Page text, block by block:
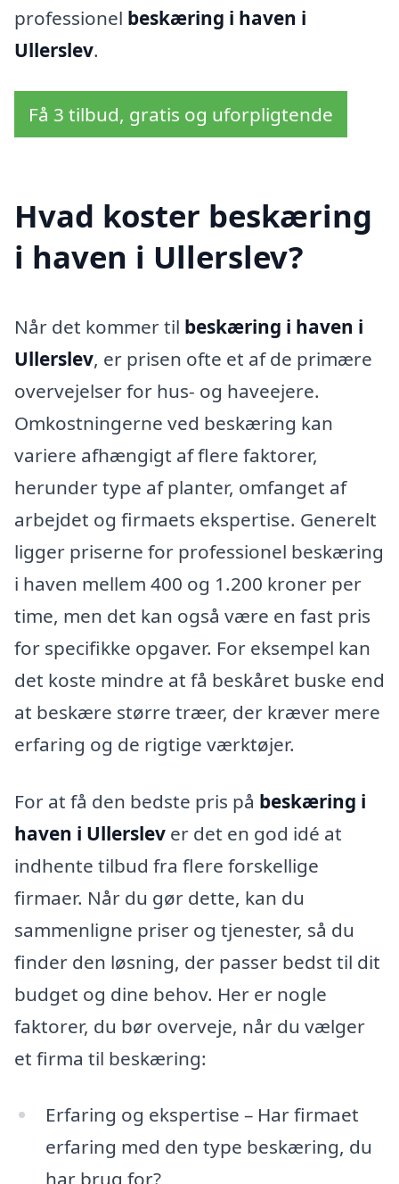
professionel beskæring i haven i
Ullerslev.
Få 3 tilbud, gratis og uforpligtende
Hvad koster beskæring
i haven i Ullerslev?
Når det kommer til beskæring i haven i
Ullerslev, er prisen ofte et af de primære
overvejelser for hus- og haveejere.
Omkostningerne ved beskæring kan
variere afhængigt af flere faktorer,
herunder type af planter, omfanget af
arbejdet og firmaets ekspertise. Generelt
ligger priserne for professionel beskæring
i haven mellem 400 og 1.200 kroner per
time, men det kan også være en fast pris
for specifikke opgaver. For eksempel kan
det koste mindre at få beskåret buske end
at beskære større træer, der kræver mere
erfaring og de rigtige værktøjer.
For at få den bedste pris på beskæring i
haven i Ullerslev er det en god idé at
indhente tilbud fra flere forskellige
firmaer. Når du gør dette, kan du
sammenligne priser og tjenester, så du
finder den løsning, der passer bedst til dit
budget og dine behov. Her er nogle
faktorer, du bør overveje, når du vælger
et firma til beskæring:
Erfaring og ekspertise – Har firmaet
erfaring med den type beskæring, du
har brug for?